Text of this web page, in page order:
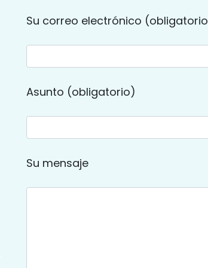
Su correo electrónico
Asunto (obligatorio)
Su mensaje